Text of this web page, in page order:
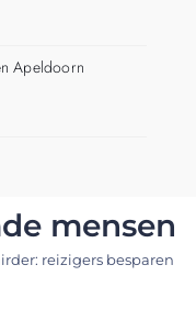
Apeldoorn
mensen
reizigers besparen